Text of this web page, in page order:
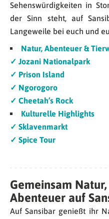
Sehenswürdigkeiten in
der Sinn steht, auf
Langeweile bei euch und
Natur, Abenteuer &
✓ Jozani Nationalpark
✓ Prison Island
✓ Ngorogoro
✓ Cheetah’s Rock
Kulturelle Highlights
✓ Sklavenmarkt
✓ Spice Tour
Gemeinsam
Abenteuer auf
Auf Sansibar genießt ihr